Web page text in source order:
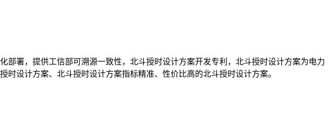
署，提供工信部可溯源一致性，北斗授时设计方案开发专利，北斗授时设计方案为电力
设计方案、北斗授时设计方案指标精准、性价比高的北斗授时设计方案。